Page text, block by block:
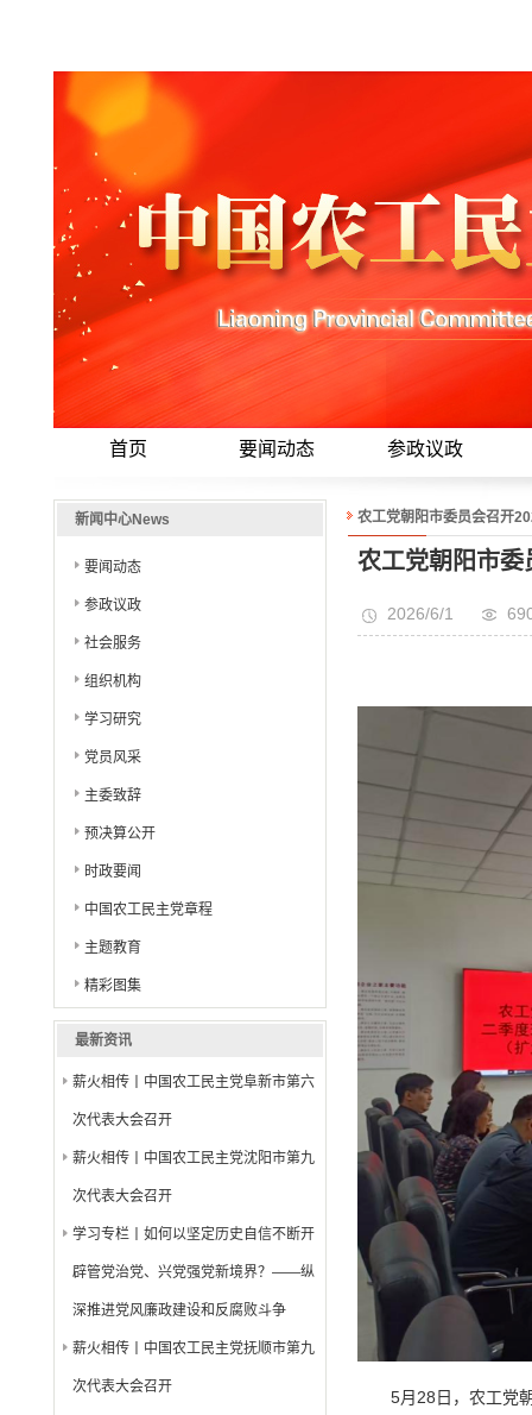
首页 要闻动态 参政议政
新闻中心News
要闻动态
参政议政
社会服务
组织机构
学习研究
党员风采
主委致辞
预决算公开
时政要闻
中国农工民主党章程
主题教育
精彩图集
最新资讯
薪火相传丨中国农工民主党阜新市第六
次代表大会召开
薪火相传丨中国农工民主党沈阳市第九
次代表大会召开
学习专栏丨如何以坚定历史自信不断开
辟管党治党、兴党强党新境界？——纵
深推进党风廉政建设和反腐败斗争
薪火相传丨中国农工民主党抚顺市第九
次代表大会召开
农工党朝阳市委员会召开
大）学习会
农工党朝阳市委
2026/6/1
5月28日，农工党